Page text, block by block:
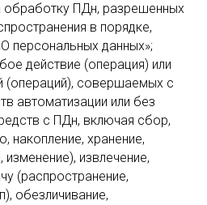
обработку ПДн, разрешенных
в порядке,
персональных данных»;
действие (операция) или
(операций), совершаемых с
автоматизации или без
с ПДн, включая сбор,
накопление, хранение,
извлечение,
(распространение,
обезличивание,